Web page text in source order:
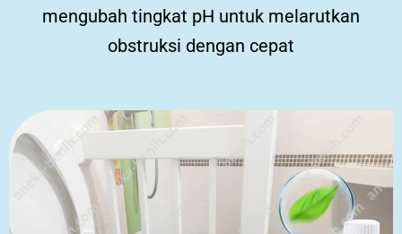
mengubah tingkat pH untuk melarutkan
obstruksi dengan cepat